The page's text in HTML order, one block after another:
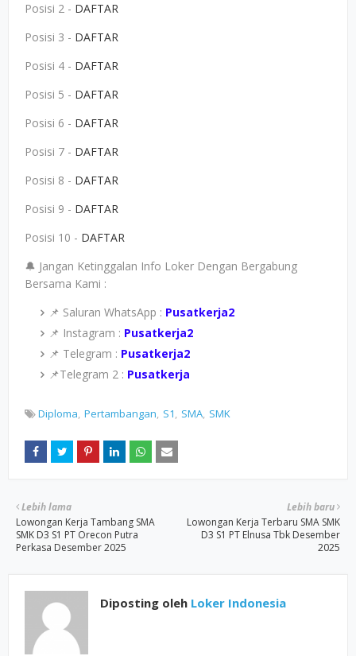
Posisi 2 - DAFTAR
Posisi 3 - DAFTAR
Posisi 4 - DAFTAR
Posisi 5 - DAFTAR
Posisi 6 - DAFTAR
Posisi 7 - DAFTAR
Posisi 8 - DAFTAR
Posisi 9 - DAFTAR
Posisi 10 - DAFTAR
🔔 Jangan Ketinggalan Info Loker Dengan Bergabung
Bersama Kami :
📌 Saluran WhatsApp : Pusatkerja2
📌 Instagram : Pusatkerja2
📌 Telegram : Pusatkerja2
📌Telegram 2 : Pusatkerja
Diploma Pertambangan S1 SMA SMK
Lebih baru
Lowongan Kerja Terbaru SMA SMK
D3 S1 PT Elnusa Tbk Desember
2025
Lebih lama
Lowongan Kerja Tambang SMA
SMK D3 S1 PT Orecon Putra
Perkasa Desember 2025
Diposting oleh Loker Indonesia